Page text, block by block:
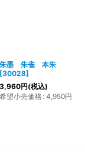
朱墨 朱雀 本朱
[30028]
3,960円(税込)
希望小売価格: 4,950円